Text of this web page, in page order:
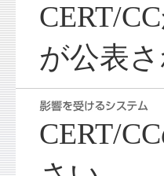
CERT/
が公表さ
CERT/